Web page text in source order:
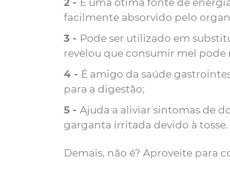
facilmente absorvido pelo
Pode ser utilizado em
revelou que consumir mel
É amigo da saúde
para a digestão;
Ajuda a aliviar sintomas de
garganta irritada devido à tosse.
Demais, não é? Aproveite para